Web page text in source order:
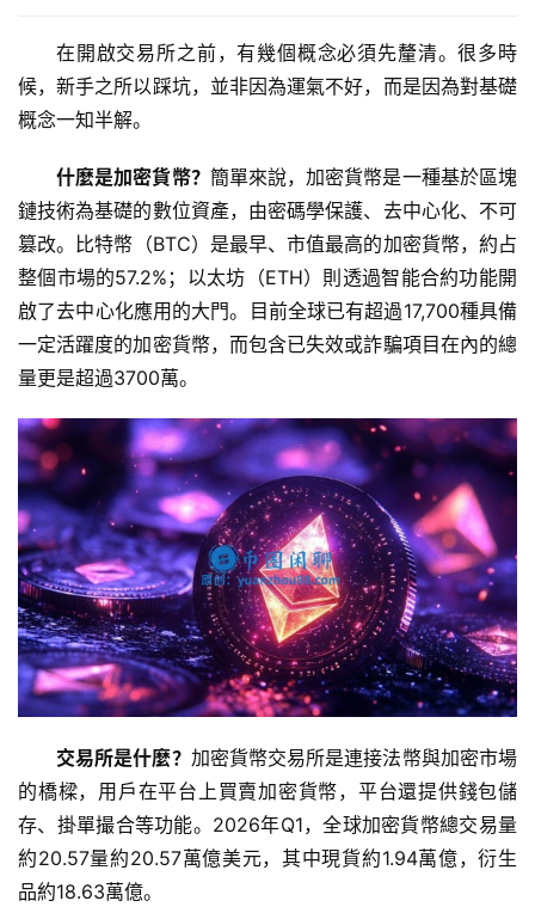
在開啟交易所之前，有幾個概念必須先釐清。很多時
候，新手之所以踩坑，並非因為運氣不好，而是因為對基礎
概念一知半解。
什麼是加密貨幣？ 簡單來說，加密貨幣是一種基於區塊
鏈技術為基礎的數位資產，由密碼學保護、去中心化、不可
篡改。比特幣（BTC）是最早、市值最高的加密貨幣，約占
整個市場的57.2%；以太坊（ETH）則透過智能合約功能開
啟了去中心化應用的大門。目前全球已有超過17,700種具備
一定活躍度的加密貨幣，而包含已失效或詐騙項目在內的總
量更是超過3700萬。
交易所是什麼？ 加密貨幣交易所是連接法幣與加密市場
的橋樑，用戶在平台上買賣加密貨幣，平台還提供錢包儲
存、掛單撮合等功能。2026年Q1，全球加密貨幣總交易量
約20.57量約20.57萬億美元，其中現貨約1.94萬億，衍生
品約18.63萬億。